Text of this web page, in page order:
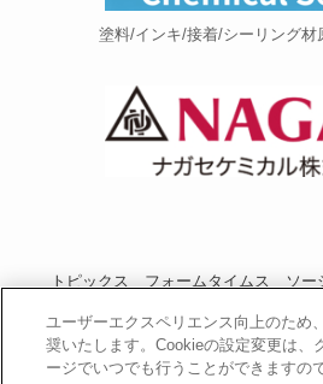
塗料/インキ/接着/シーリング材
トピックス フォームタイムス
ソー
プライバシーポリシー
当サイトご利用
運営者情報
NAGASEグ
ユーザーエクスペリエンス向上のため
奨いたします。Cookieの設定変更は、
ージでいつでも行うことができますの